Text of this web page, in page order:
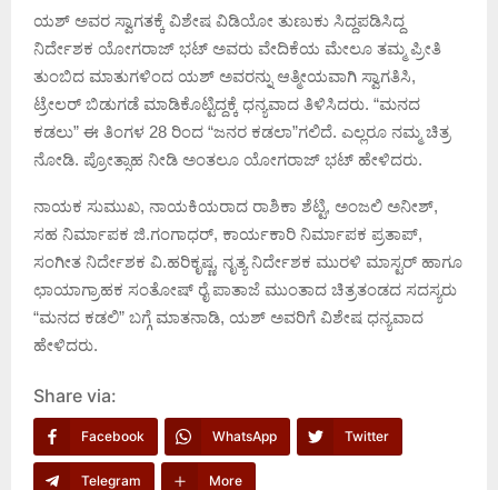
ಯಶ್ ಅವರ ಸ್ವಾಗತಕ್ಕೆ ವಿಶೇಷ ವಿಡಿಯೋ ತುಣುಕು ಸಿದ್ದಪಡಿಸಿದ್ದ
ನಿರ್ದೇಶಕ ಯೋಗರಾಜ್ ಭಟ್ ಅವರು ವೇದಿಕೆಯ ಮೇಲೂ ತಮ್ಮ ಪ್ರೀತಿ‌
ತುಂಬಿದ ಮಾತುಗಳಿಂದ ಯಶ್ ಅವರನ್ನು ಆತ್ಮೀಯವಾಗಿ‌ ಸ್ವಾಗತಿಸಿ,
ಟ್ರೇಲರ್ ಬಿಡುಗಡೆ ಮಾಡಿಕೊಟ್ಟಿದ್ದಕ್ಕೆ ಧನ್ಯವಾದ ತಿಳಿಸಿದರು. “ಮನದ
ಕಡಲು” ಈ ತಿಂಗಳ 28 ರಿಂದ “ಜನರ ಕಡಲಾ”ಗಲಿದೆ. ಎಲ್ಲರೂ ನಮ್ಮ ಚಿತ್ರ
ನೋಡಿ. ಪ್ರೋತ್ಸಾಹ ನೀಡಿ ಅಂತಲೂ ಯೋಗರಾಜ್ ಭಟ್ ಹೇಳಿದರು.
ನಾಯಕ ಸುಮುಖ, ನಾಯಕಿಯರಾದ ರಾಶಿಕಾ ಶೆಟ್ಟಿ, ಅಂಜಲಿ ಅನೀಶ್‌,‌
ಸಹ ನಿರ್ಮಾಪಕ ಜಿ.ಗಂಗಾಧರ್, ಕಾರ್ಯಕಾರಿ ನಿರ್ಮಾಪಕ ಪ್ರತಾಪ್,
ಸಂಗೀತ ನಿರ್ದೇಶಕ ವಿ.ಹರಿಕೃಷ್ಣ, ನೃತ್ಯ ನಿರ್ದೇಶಕ ಮುರಳಿ ಮಾಸ್ಟರ್ ಹಾಗೂ
ಛಾಯಾಗ್ರಾಹಕ ಸಂತೋಷ್ ರೈ ಪಾತಾಜೆ ಮುಂತಾದ ಚಿತ್ರತಂಡದ ಸದಸ್ಯರು
“ಮನದ ಕಡಲಿ” ಬಗ್ಗೆ ಮಾತನಾಡಿ, ಯಶ್ ಅವರಿಗೆ ವಿಶೇಷ ಧನ್ಯವಾದ
ಹೇಳಿದರು.
Share via:
Facebook WhatsApp Twitter
Telegram More